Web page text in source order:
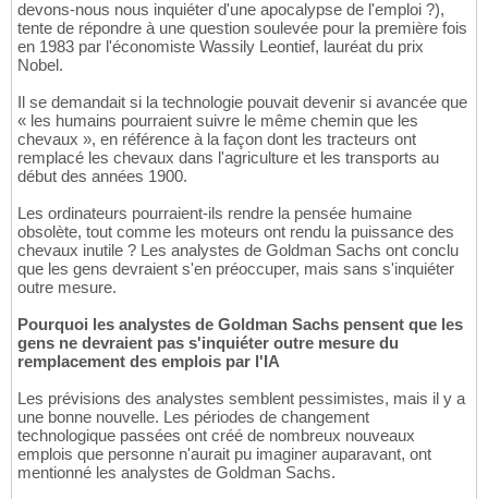
devons-nous nous inquiéter d'une apocalypse de l'emploi ?),
tente de répondre à une question soulevée pour la première fois
en 1983 par l'économiste Wassily Leontief, lauréat du prix
Nobel.
Il se demandait si la technologie pouvait devenir si avancée que
« les humains pourraient suivre le même chemin que les
chevaux », en référence à la façon dont les tracteurs ont
remplacé les chevaux dans l'agriculture et les transports au
début des années 1900.
Les ordinateurs pourraient-ils rendre la pensée humaine
obsolète, tout comme les moteurs ont rendu la puissance des
chevaux inutile ? Les analystes de Goldman Sachs ont conclu
que les gens devraient s'en préoccuper, mais sans s'inquiéter
outre mesure.
Pourquoi les analystes de Goldman Sachs pensent que les
gens ne devraient pas s'inquiéter outre mesure du
remplacement des emplois par l'IA
Les prévisions des analystes semblent pessimistes, mais il y a
une bonne nouvelle. Les périodes de changement
technologique passées ont créé de nombreux nouveaux
emplois que personne n'aurait pu imaginer auparavant, ont
mentionné les analystes de Goldman Sachs.